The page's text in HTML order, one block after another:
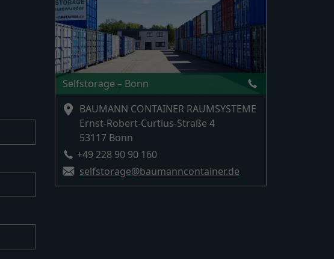
Selfstorage – Bonn
BAUMANN CONTAINER RAUMSYSTEME
Ernst-Robert-Curtius-Straße 4
53117 Bonn
+49 228 90 90 160
selfstorage@baumanncontainer.de